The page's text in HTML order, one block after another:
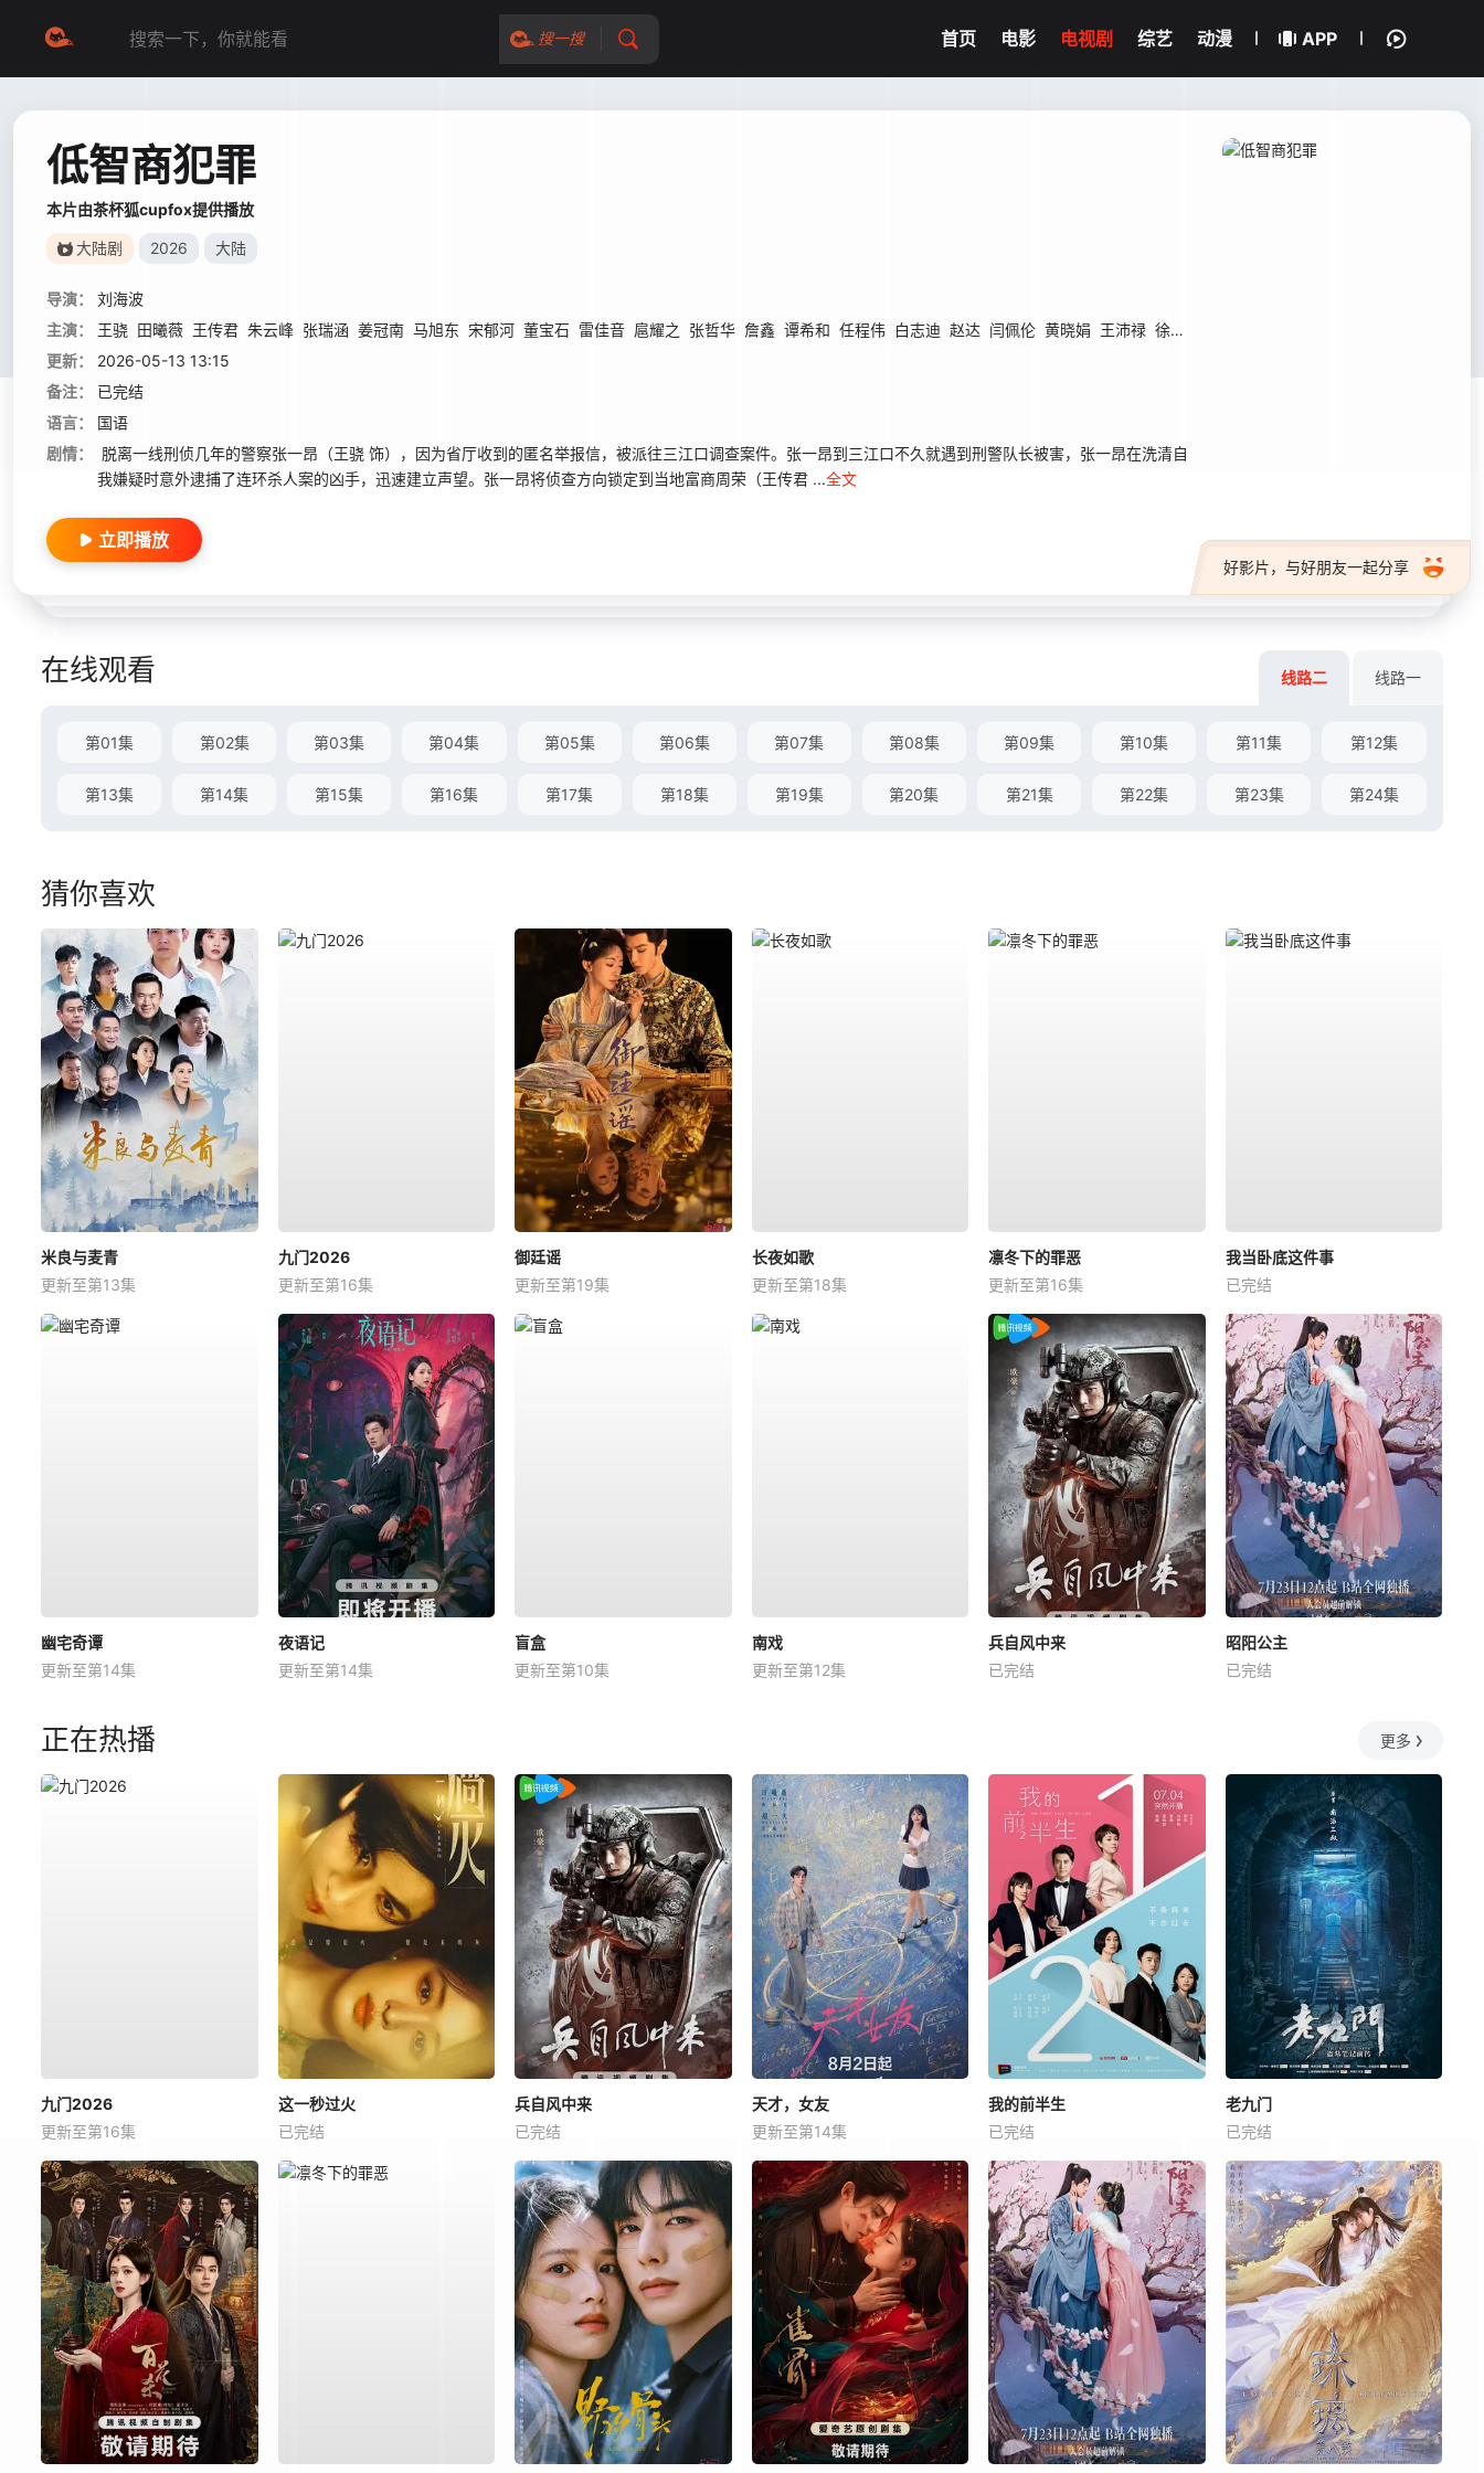
搜一搜 首页 电影 电视剧 综艺 动漫 APP
低智商犯罪
本片由茶杯狐cupfox提供播放
大陆剧 2026 大陆
导演：
刘海波
主演：
王骁 田曦薇 王传君 朱云峰 张瑞涵 姜冠南 马旭东 宋郁河 董宝石 雷佳音 扈耀之 张哲华 詹鑫 谭希和 任程伟 白志迪 赵达 闫佩伦 黄晓娟 王沛禄 徐冬冬
更新：
2026-05-13 13:15
备注：
已完结
语言：
国语
剧情：
脱离一线刑侦几年的警察张一昂（王骁 饰），因为省厅收到的匿名举报信，被派往三江口调查案件。张一昂到三江口不久就遇到刑警队长被害，张一昂在洗清自
我嫌疑时意外逮捕了连环杀人案的凶手，迅速建立声望。张一昂将侦查方向锁定到当地富商周荣（王传君 ...全文
好影片，与好朋友一起分享
立即播放
在线观看 线路二 线路一
第01集 第02集 第03集 第04集 第05集 第06集 第07集 第08集 第09集 第10集 第11集 第12集
第13集 第14集 第15集 第16集 第17集 第18集 第19集 第20集 第21集 第22集 第23集 第24集
猜你喜欢
米良与麦青
更新至第13集
九门2026
更新至第16集
御廷谣
更新至第19集
长夜如歌
更新至第18集
凛冬下的罪恶
更新至第16集
我当卧底这件事
已完结
幽宅奇谭
更新至第14集
夜语记
更新至第14集
盲盒
更新至第10集
南戏
更新至第12集
兵自风中来
已完结
昭阳公主
已完结
正在热播 更多
九门2026
更新至第16集
这一秒过火
已完结
兵自风中来
已完结
天才，女友
更新至第14集
我的前半生
已完结
老九门
已完结